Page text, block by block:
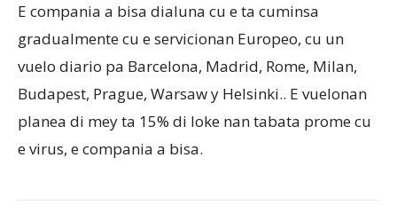
E compania a bisa dialuna cu e ta cuminsa
gradualmente cu e servicionan Europeo, cu un
vuelo diario pa Barcelona, Madrid, Rome, Milan,
Budapest, Prague, Warsaw y Helsinki.. E vuelonan
planea di mey ta 15% di loke nan tabata prome cu
e virus, e compania a bisa.